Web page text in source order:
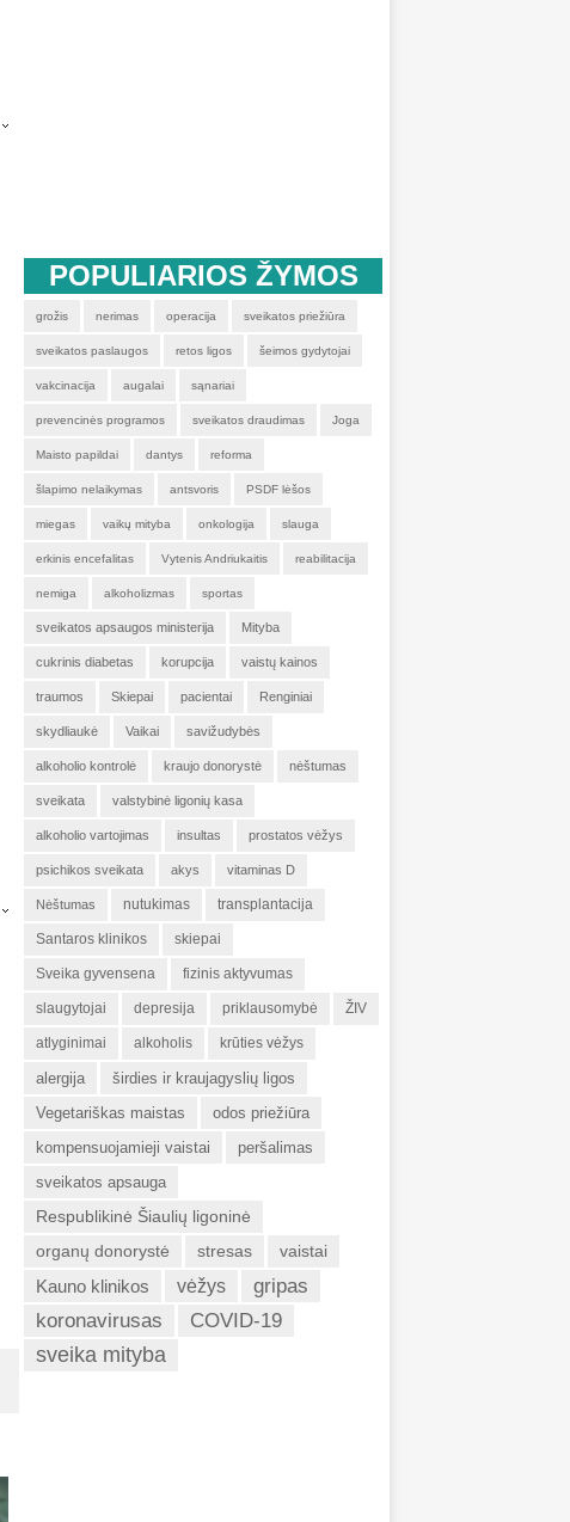
POPULIARIOS ŽYMOS
grožis nerimas operacija sveikatos priežiūra
sveikatos paslaugos retos ligos šeimos gydytojai
vakcinacija augalai sąnariai
prevencinės programos sveikatos draudimas Joga
Maisto papildai dantys reforma
šlapimo nelaikymas antsvoris PSDF lėšos
miegas vaikų mityba onkologija slauga
erkinis encefalitas Vytenis Andriukaitis reabilitacija
nemiga alkoholizmas sportas
sveikatos apsaugos ministerija Mityba
cukrinis diabetas korupcija vaistų kainos
traumos Skiepai pacientai Renginiai
skydliaukė Vaikai savižudybės
alkoholio kontrolė kraujo donorystė nėštumas
sveikata valstybinė ligonių kasa
alkoholio vartojimas insultas prostatos vėžys
psichikos sveikata akys vitaminas D
Nėštumas nutukimas transplantacija
Santaros klinikos skiepai
Sveika gyvensena fizinis aktyvumas
slaugytojai depresija priklausomybė ŽIV
atlyginimai alkoholis krūties vėžys
alergija
širdies ir kraujagyslių ligos
Vegetariškas maistas
odos priežiūra
kompensuojamieji vaistai
peršalimas
sveikatos apsauga
Respublikinė Šiaulių ligoninė
organų donorystė
stresas vaistai
Kauno klinikos vėžys
gripas
koronavirusas
COVID-19
sveika mityba